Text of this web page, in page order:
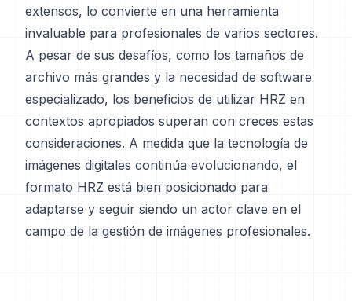
extensos, lo convierte en una herramienta
invaluable para profesionales de varios sectores.
A pesar de sus desafíos, como los tamaños de
archivo más grandes y la necesidad de software
especializado, los beneficios de utilizar HRZ en
contextos apropiados superan con creces estas
consideraciones. A medida que la tecnología de
imágenes digitales continúa evolucionando, el
formato HRZ está bien posicionado para
adaptarse y seguir siendo un actor clave en el
campo de la gestión de imágenes profesionales.